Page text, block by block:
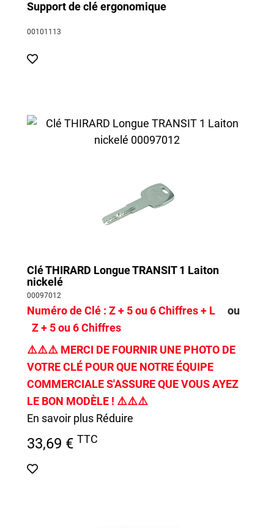
Support de clé ergonomique
00101113
Clé THIRARD Longue TRANSIT 1 Laiton
nickelé
00097012
Numéro de Clé : Z + 5 ou 6 Chiffres + L ou
Z + 5 ou 6 Chiffres
⚠️⚠️⚠️ MERCI DE FOURNIR UNE PHOTO DE
VOTRE CLÉ POUR QUE NOTRE ÉQUIPE
COMMERCIALE S'ASSURE QUE VOUS AYEZ
LE BON MODÈLE ! ⚠️⚠️⚠️
En savoir plus Réduire
33,69 € TTC